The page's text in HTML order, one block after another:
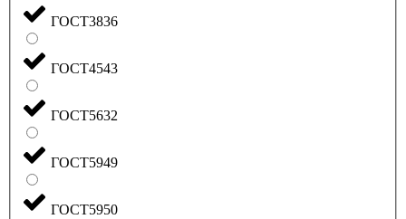
ГОСТ3836
ГОСТ4543
ГОСТ5632
ГОСТ5949
ГОСТ5950